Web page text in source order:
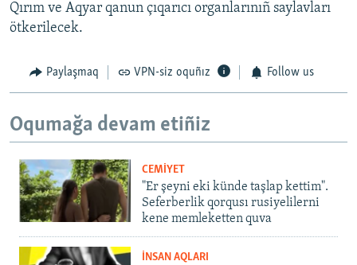
Qırım ve Aqyar qanun çıqarıcı organlarınıñ saylavları
ötkerilecek.
Paylaşmaq VPN-siz oquñız Follow us
Oqumağa devam etiñiz
CEMİYET
"Er şeyni eki künde taşlap kettim".
Seferberlik qorqusı rusiyelilerni
kene memleketten quva
İNSAN AQLARI